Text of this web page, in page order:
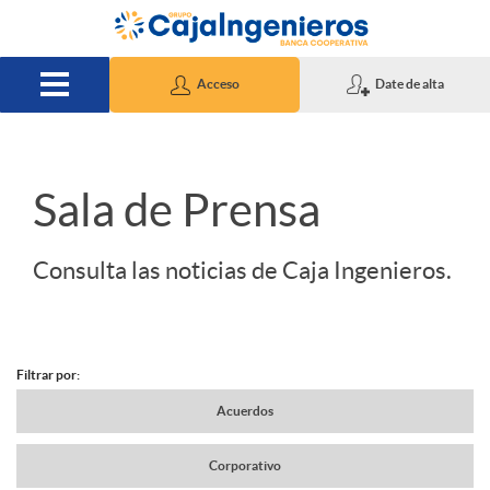
Saltar al contenido principal
Acceso Date de alta
S
Sala de Prensa
Consulta las noticias de Caja Ingenieros.
N
Filtrar por:
Acuerdos
Corporativo